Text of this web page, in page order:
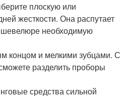
плоскую или
жесткости. Она распутает
необходимую
концом и мелкими зубцами. С
разделить проборы
средства сильной